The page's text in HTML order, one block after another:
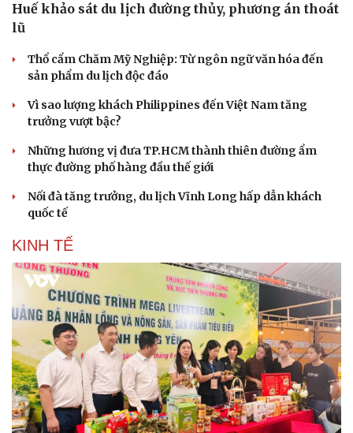
Du lịch
Tư vấn
check-in
Cửa sổ tình yêu
Kể chuyện cho bé
Hạt giống tâm hồn
Huế khảo sát du lịch đường thủy, phương án thoát
lũ
Thổ cẩm Chăm Mỹ Nghiệp: Từ ngôn ngữ văn hóa đến
sản phẩm du lịch độc đáo
Vì sao lượng khách Philippines đến Việt Nam tăng
trưởng vượt bậc?
Những hương vị đưa TP.HCM thành thiên đường ẩm
thực đường phố hàng đầu thế giới
Nối đà tăng trưởng, du lịch Vĩnh Long hấp dẫn khách
quốc tế
KINH TẾ